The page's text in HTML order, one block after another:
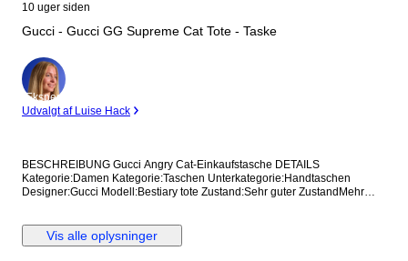
10 uger siden
Gucci - Gucci GG Supreme Cat Tote - Taske
Ekspert
Udvalgt af Luise Hack
BESCHREIBUNG Gucci Angry Cat-Einkaufstasche DETAILS
Kategorie:Damen Kategorie:Taschen Unterkategorie:Handtaschen
Designer:Gucci Modell:Bestiary tote Zustand:Sehr guter ZustandMehr
Tiefe:8 cm
Vis alle oplysninger